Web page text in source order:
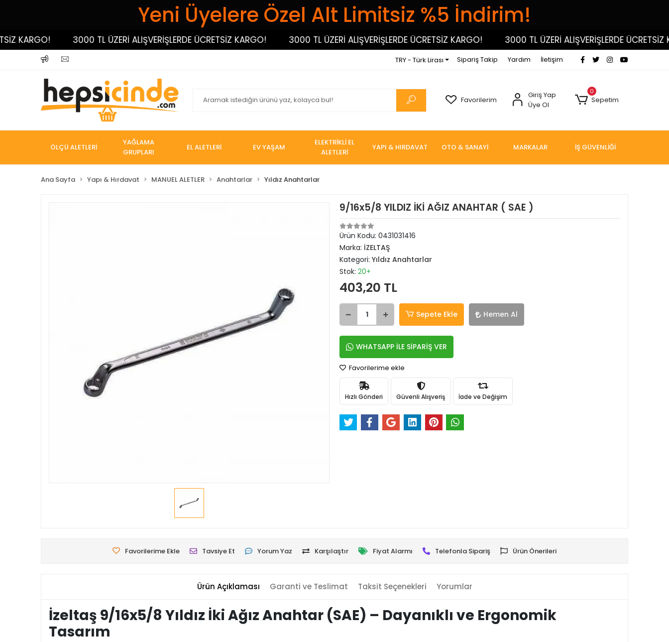
Yeni Üyelere Özel Alt Limitsiz %5 İndirim!
KARGO! 3000 TL ÜZERİ ALIŞVERİŞLERDE ÜCRETSİZ KARGO! 3000 TL ÜZERİ ALIŞVERİŞLERDE ÜCRETSİZ KARGO! 3000 TL ÜZERİ ALIŞVERİŞLERDE ÜCRETSİZ
TRY - Türk Lirası Sipariş Takip Yardım İletişim
Favorilerim
Giriş Yap
Üye Ol
0
Sepetim
ÖLÇÜ ALETLERİ
YAĞLAMA
GRUPLARI
EL ALETLERİ EV YAŞAM
ELEKTRİKLİ EL
ALETLERİ
YAPI & HIRDAVAT OTO & SANAYİ MARKALAR İŞ GÜVENLİĞİ
Ana Sayfa Yapı & Hırdavat MANUEL ALETLER Anahtarlar Yıldız Anahtarlar
9/16x5/8 YILDIZ İKİ AĞIZ ANAHTAR ( SAE )
Ürün Kodu: 0431031416
Marka: İZELTAŞ
Kategori: Yıldız Anahtarlar
Stok: 20+
403,20 TL
Sepete Ekle Hemen Al
WHATSAPP İLE SİPARİŞ VER
Favorilerime ekle
Hızlı Gönderi Güvenli Alışveriş İade ve Değişim
Favorilerime Ekle Tavsiye Et Yorum Yaz Karşılaştır Fiyat Alarmı Telefonla Sipariş Ürün Önerileri
Ürün Açıklaması Garanti ve Teslimat Taksit Seçenekleri Yorumlar
İzeltaş 9/16x5/8 Yıldız İki Ağız Anahtar (SAE) – Dayanıklı ve Ergonomik
Tasarım